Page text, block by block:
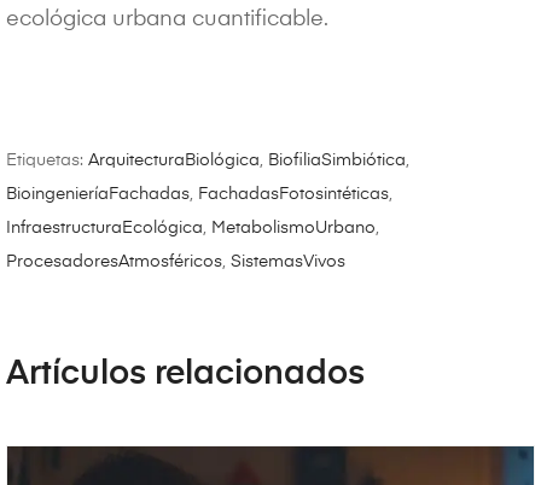
ecológica urbana cuantificable.
Etiquetas: ArquitecturaBiológica, BiofiliaSimbiótica,
BioingenieríaFachadas, FachadasFotosintéticas,
InfraestructuraEcológica, MetabolismoUrbano,
ProcesadoresAtmosféricos, SistemasVivos
Artículos relacionados